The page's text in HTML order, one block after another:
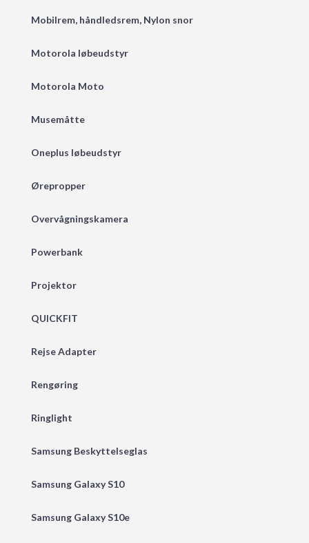
Mobilrem, håndledsrem, Nylon snor
Motorola løbeudstyr
Motorola Moto
Musemåtte
Oneplus løbeudstyr
Ørepropper
Overvågningskamera
Powerbank
Projektor
QUICKFIT
Rejse Adapter
Rengøring
Ringlight
Samsung Beskyttelseglas
Samsung Galaxy S10
Samsung Galaxy S10e